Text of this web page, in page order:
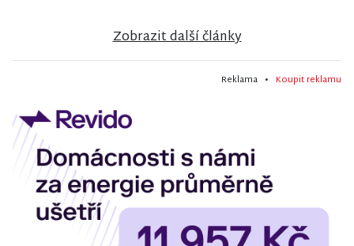
Zobrazit další články
Reklama • Koupit reklamu